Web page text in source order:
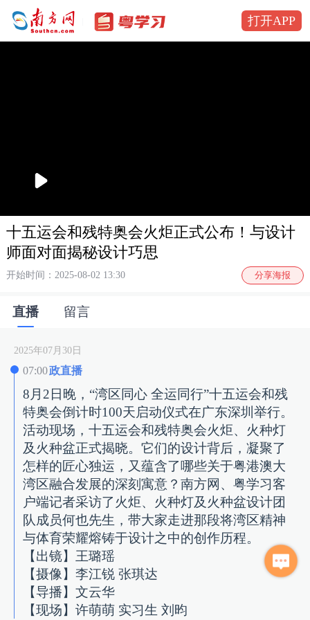
打开APP
播
十五运会和残特奥会火炬正式公布！与设计
师面对面揭秘设计巧思
开始时间：2025-08-02 13:30 分享海报
直播 留言
2025年07月30日
07:00政直播
8月2日晚，“湾区同心 全运同行”十五运会和残
特奥会倒计时100天启动仪式在广东深圳举行。
活动现场，十五运会和残特奥会火炬、火种灯
及火种盆正式揭晓。它们的设计背后，凝聚了
怎样的匠心独运，又蕴含了哪些关于粤港澳大
湾区融合发展的深刻寓意？南方网、粤学习客
户端记者采访了火炬、火种灯及火种盆设计团
队成员何也先生，带大家走进那段将湾区精神
与体育荣耀熔铸于设计之中的创作历程。
【出镜】王璐瑶
【摄像】李江锐 张琪达
【导播】文云华
【现场】许萌萌 实习生 刘昀